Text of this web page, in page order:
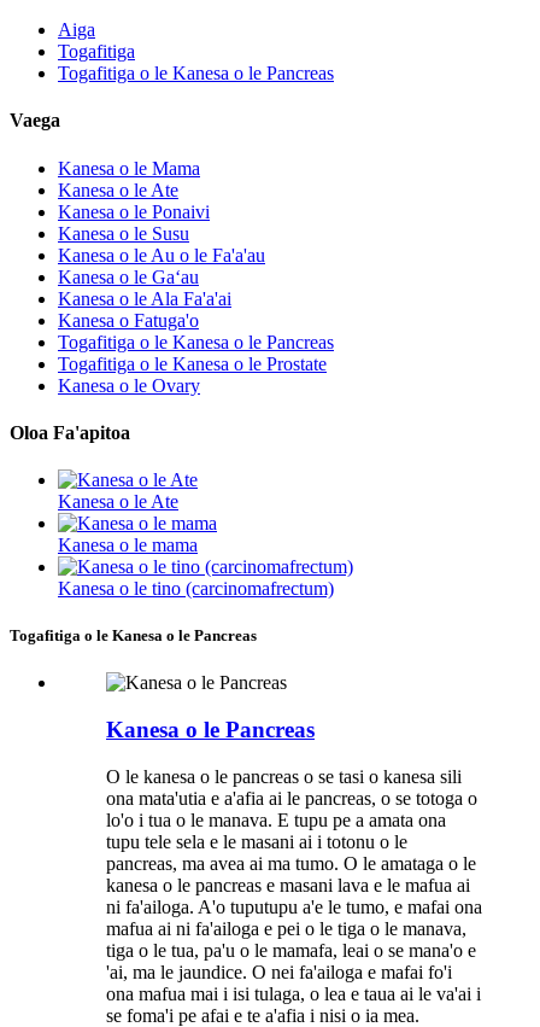
Aiga
Togafitiga
Togafitiga o le Kanesa o le Pancreas
Vaega
Kanesa o le Mama
Kanesa o le Ate
Kanesa o le Ponaivi
Kanesa o le Susu
Kanesa o le Au o le Fa'a'au
Kanesa o le Gaʻau
Kanesa o le Ala Fa'a'ai
Kanesa o Fatuga'o
Togafitiga o le Kanesa o le Pancreas
Togafitiga o le Kanesa o le Prostate
Kanesa o le Ovary
Oloa Fa'apitoa
Kanesa o le Ate
Kanesa o le mama
Kanesa o le tino (carcinomafrectum)
Togafitiga o le Kanesa o le Pancreas
Kanesa o le Pancreas
O le kanesa o le pancreas o se tasi o kanesa sili
ona mata'utia e a'afia ai le pancreas, o se totoga o
lo'o i tua o le manava. E tupu pe a amata ona
tupu tele sela e le masani ai i totonu o le
pancreas, ma avea ai ma tumo. O le amataga o le
kanesa o le pancreas e masani lava e le mafua ai
ni fa'ailoga. A'o tuputupu a'e le tumo, e mafai ona
mafua ai ni fa'ailoga e pei o le tiga o le manava,
tiga o le tua, pa'u o le mamafa, leai o se mana'o e
'ai, ma le jaundice. O nei fa'ailoga e mafai fo'i
ona mafua mai i isi tulaga, o lea e taua ai le va'ai i
se foma'i pe afai e te a'afia i nisi o ia mea.